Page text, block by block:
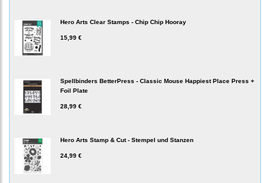
Hero Arts Clear Stamps - Chip Chip Hooray
15,99 €
Spellbinders BetterPress - Classic Mouse Happiest Place Press +
Foil Plate
28,99 €
Hero Arts Stamp & Cut - Stempel und Stanzen
24,99 €